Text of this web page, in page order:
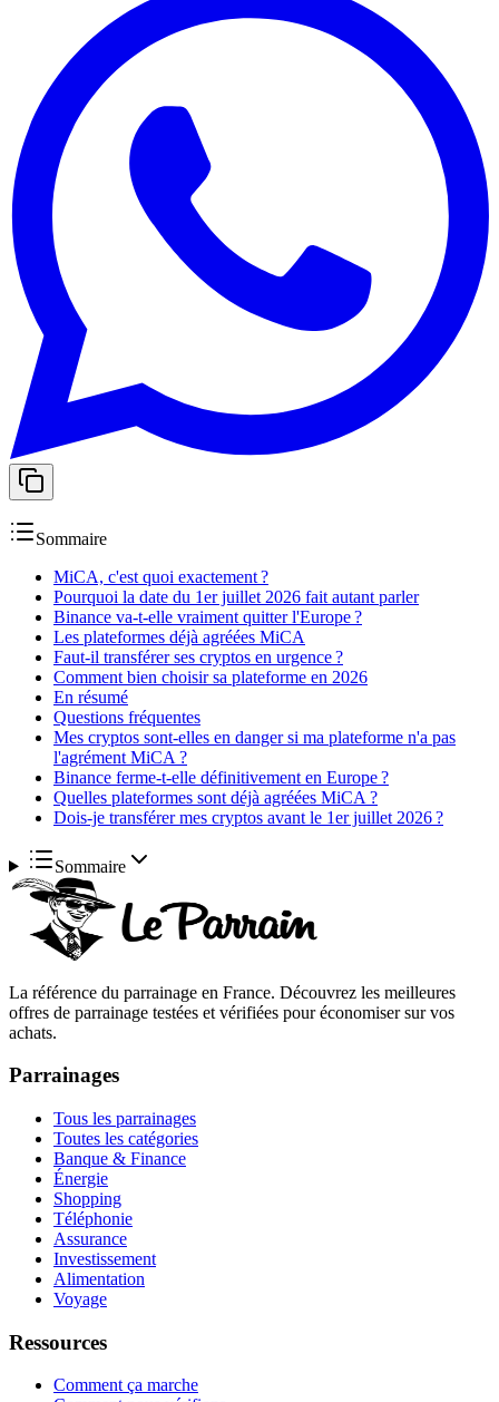
Sommaire
MiCA, c'est quoi exactement ?
Pourquoi la date du 1er juillet 2026 fait autant parler
Binance va-t-elle vraiment quitter l'Europe ?
Les plateformes déjà agréées MiCA
Faut-il transférer ses cryptos en urgence ?
Comment bien choisir sa plateforme en 2026
En résumé
Questions fréquentes
Mes cryptos sont-elles en danger si ma plateforme n'a pas
l'agrément MiCA ?
Binance ferme-t-elle définitivement en Europe ?
Quelles plateformes sont déjà agréées MiCA ?
Dois-je transférer mes cryptos avant le 1er juillet 2026 ?
Sommaire
La référence du parrainage en France. Découvrez les meilleures
offres de parrainage testées et vérifiées pour économiser sur vos
achats.
Parrainages
Tous les parrainages
Toutes les catégories
Banque & Finance
Énergie
Shopping
Téléphonie
Assurance
Investissement
Alimentation
Voyage
Ressources
Comment ça marche